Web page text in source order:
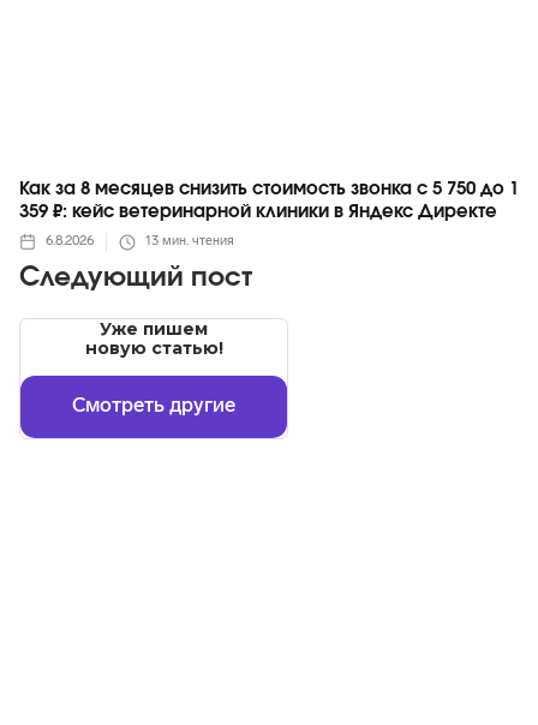
Следующий пост
Как за 8 месяцев снизить стоимость звонка с 5 750 до 1
359 ₽: кейс ветеринарной клиники в Яндекс Директе
6.8.2026 13 мин. чтения
Уже пишем
новую статью!
Смотреть другие